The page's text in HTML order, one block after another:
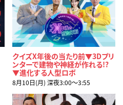
クイズX年後の当たり前▼3Dプリ
ンターで建物や神経が作れる!?
▼進化する人型ロボ
8月10日(月) 深夜3:00〜3:55